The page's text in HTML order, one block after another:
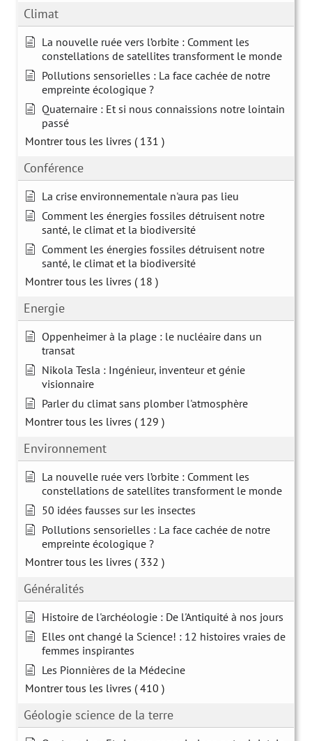
Climat
La nouvelle ruée vers l’orbite : Comment les
constellations de satellites transforment le monde
Pollutions sensorielles : La face cachée de notre
empreinte écologique ?
Quaternaire : Et si nous connaissions notre lointain
passé
Montrer tous les livres ( 131 )
Conférence
La crise environnementale n'aura pas lieu
Comment les énergies fossiles détruisent notre
santé, le climat et la biodiversité
Comment les énergies fossiles détruisent notre
santé, le climat et la biodiversité
Montrer tous les livres ( 18 )
Energie
Oppenheimer à la plage : le nucléaire dans un
transat
Nikola Tesla : Ingénieur, inventeur et génie
visionnaire
Parler du climat sans plomber l'atmosphère
Montrer tous les livres ( 129 )
Environnement
La nouvelle ruée vers l’orbite : Comment les
constellations de satellites transforment le monde
50 idées fausses sur les insectes
Pollutions sensorielles : La face cachée de notre
empreinte écologique ?
Montrer tous les livres ( 332 )
Généralités
Histoire de l'archéologie : De l'Antiquité à nos jours
Elles ont changé la Science! : 12 histoires vraies de
femmes inspirantes
Les Pionnières de la Médecine
Montrer tous les livres ( 410 )
Géologie science de la terre